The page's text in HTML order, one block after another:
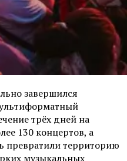
завершился
трёх дней на
130 концертов, а
превратили территорию
музыкальных